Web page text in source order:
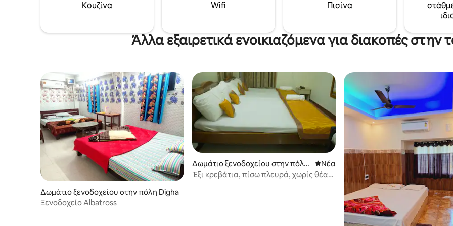
Άνετο υπνοδωμάτιο με
σαλόνι * Τραπεζαρία
Κουζίνα Wifi Πισίνα
Άλλα εξαιρετικά ενοικιαζόμενα για διακοπές στην
Δωμάτιο ξενοδοχείου στην πόλη Digha
Ξενοδοχείο Albatross
Δωμάτιο ξενοδοχείου στην πόλη
Digha
Νέος χώρος διαμονής
Νέα
Έξι κρεβάτια, πίσω πλευρά, χωρίς θέα